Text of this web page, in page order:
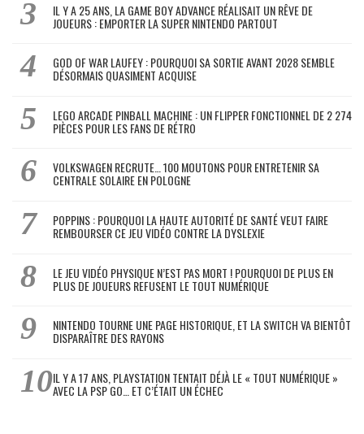
IL Y A 25 ANS, LA GAME BOY ADVANCE RÉALISAIT UN RÊVE DE
JOUEURS : EMPORTER LA SUPER NINTENDO PARTOUT
GOD OF WAR LAUFEY : POURQUOI SA SORTIE AVANT 2028 SEMBLE
DÉSORMAIS QUASIMENT ACQUISE
LEGO ARCADE PINBALL MACHINE : UN FLIPPER FONCTIONNEL DE 2 274
PIÈCES POUR LES FANS DE RÉTRO
VOLKSWAGEN RECRUTE… 100 MOUTONS POUR ENTRETENIR SA
CENTRALE SOLAIRE EN POLOGNE
POPPINS : POURQUOI LA HAUTE AUTORITÉ DE SANTÉ VEUT FAIRE
REMBOURSER CE JEU VIDÉO CONTRE LA DYSLEXIE
LE JEU VIDÉO PHYSIQUE N’EST PAS MORT ! POURQUOI DE PLUS EN
PLUS DE JOUEURS REFUSENT LE TOUT NUMÉRIQUE
NINTENDO TOURNE UNE PAGE HISTORIQUE, ET LA SWITCH VA BIENTÔT
DISPARAÎTRE DES RAYONS
IL Y A 17 ANS, PLAYSTATION TENTAIT DÉJÀ LE « TOUT NUMÉRIQUE »
AVEC LA PSP GO… ET C’ÉTAIT UN ÉCHEC